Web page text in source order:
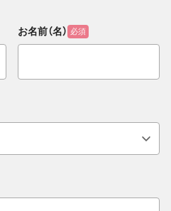
お名前（名） 必須